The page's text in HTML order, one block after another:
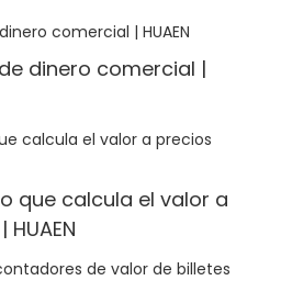
dinero comercial |
que calcula el valor a